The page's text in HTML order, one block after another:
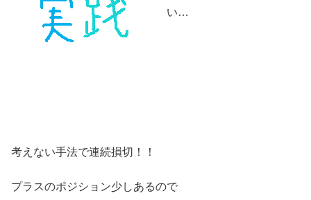
い…
考えない手法で連続損切！！
プラスのポジション少しあるので